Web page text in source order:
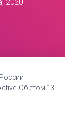
2020
Об этом 13